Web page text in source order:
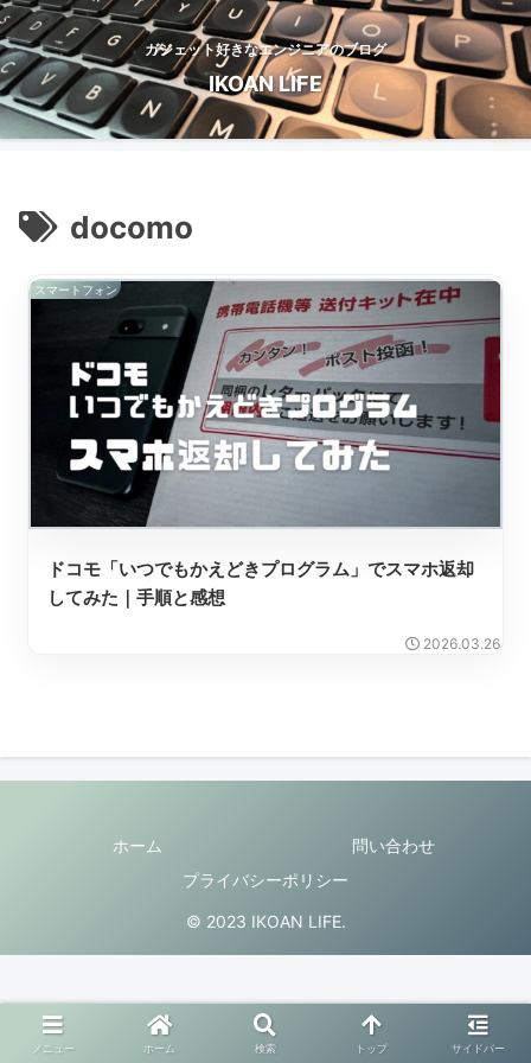
ガジェット好きなエンジニアのブログ
IKOAN LIFE
docomo
スマートフォン
ドコモ「いつでもかえどきプログラム」でスマホ返却
してみた｜手順と感想
2026.03.26
ホーム
問い合わせ
プライバシーポリシー
© 2023 IKOAN LIFE.
メニュー ホーム 検索 トップ サイドバー